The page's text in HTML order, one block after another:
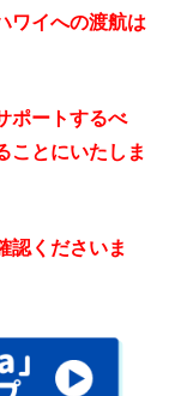
ワイへの渡航は
ポートするべ
ことにいたしま
認くださいま